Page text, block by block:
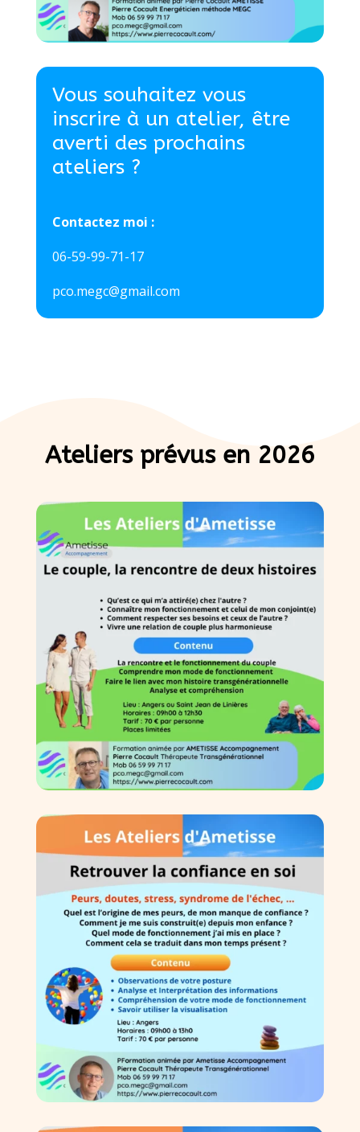
Vous souhaitez vous
inscrire à un atelier, être
averti des prochains
ateliers ?
Contactez moi :
06-59-99-71-17
pco.megc@gmail.com
Ateliers prévus en 2026